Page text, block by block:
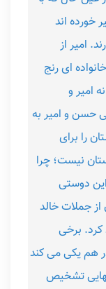
خورده اند
امیر از
ای رنج
امیر و
حسن و امیر به
را برای
نیست؛ چرا
به این دوستی
جملات خالد
برخی
هم یکی می کند
تشخیص